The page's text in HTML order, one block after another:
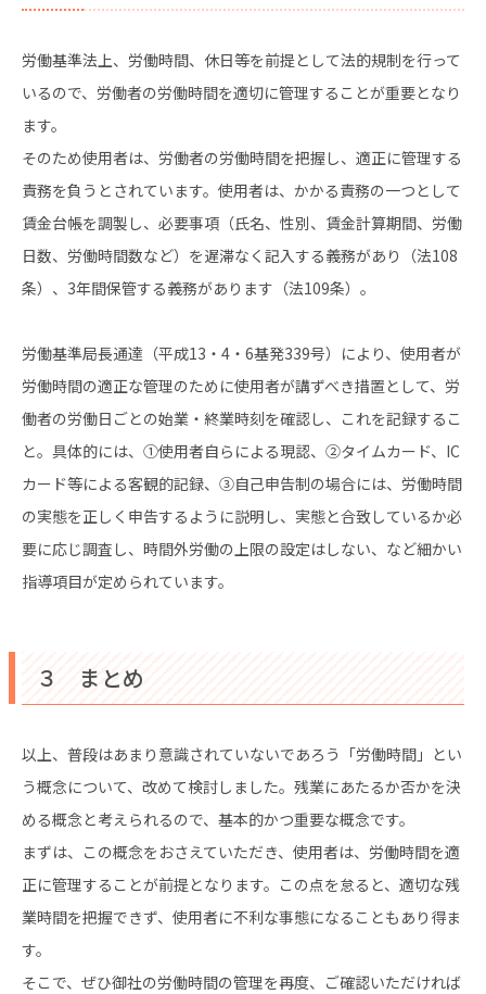
労働基準法上、労働時間、休日等を前提として法的規制を行って
いるので、労働者の労働時間を適切に管理することが重要となり
ます。
そのため使用者は、労働者の労働時間を把握し、適正に管理する
責務を負うとされています。使用者は、かかる責務の一つとして
賃金台帳を調製し、必要事項（氏名、性別、賃金計算期間、労働
日数、労働時間数など）を遅滞なく記入する義務があり（法108
条）、3年間保管する義務があります（法109条）。
労働基準局長通達（平成13・4・6基発339号）により、使用者が
労働時間の適正な管理のために使用者が講ずべき措置として、労
働者の労働日ごとの始業・終業時刻を確認し、これを記録するこ
と。具体的には、①使用者自らによる現認、②タイムカード、IC
カード等による客観的記録、③自己申告制の場合には、労働時間
の実態を正しく申告するように説明し、実態と合致しているか必
要に応じ調査し、時間外労働の上限の設定はしない、など細かい
指導項目が定められています。
３ まとめ
以上、普段はあまり意識されていないであろう「労働時間」とい
う概念について、改めて検討しました。残業にあたるか否かを決
める概念と考えられるので、基本的かつ重要な概念です。
まずは、この概念をおさえていただき、使用者は、労働時間を適
正に管理することが前提となります。この点を怠ると、適切な残
業時間を把握できず、使用者に不利な事態になることもあり得ま
す。
そこで、ぜひ御社の労働時間の管理を再度、ご確認いただければ